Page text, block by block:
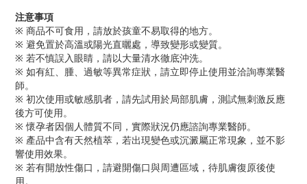
注意事項
※ 商品不可食用，請放於孩童不易取得的地方。
※ 避免置於高溫或陽光直曬處，導致變形或變質。
※ 若不慎誤入眼睛，請以大量清水徹底沖洗。
※ 如有紅、腫、過敏等異常症狀，請立即停止使用並洽詢專業醫
師。
※ 初次使用或敏感肌者，請先試用於局部肌膚，測試無刺激反應
後方可使用。
※ 懷孕者因個人體質不同，實際狀況仍應諮詢專業醫師。
※ 產品中含有天然植萃，若出現變色或沉澱屬正常現象，並不影
響使用效果。
※ 若有開放性傷口，請避開傷口與周遭區域，待肌膚復原後使
用。
立即購買